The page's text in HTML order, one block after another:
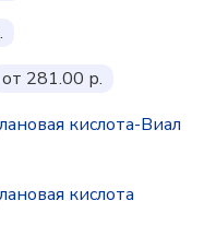
от 281.00 р.
кислота-Виал
кислота